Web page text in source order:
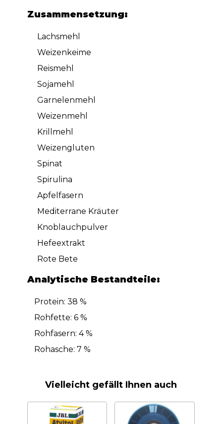
Zusammensetzung:
Lachsmehl
Weizenkeime
Reismehl
Sojamehl
Garnelenmehl
Weizenmehl
Krillmehl
Weizengluten
Spinat
Spirulina
Apfelfasern
Mediterrane Kräuter
Knoblauchpulver
Hefeextrakt
Rote Bete
Analytische Bestandteile:
Protein: 38 %
Rohfette: 6 %
Rohfasern: 4 %
Rohasche: 7 %
Vielleicht gefällt Ihnen auch